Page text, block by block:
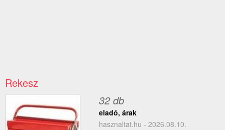
Rekesz
32 db
eladó, árak
hasznaltat.hu - 2026.08.10.